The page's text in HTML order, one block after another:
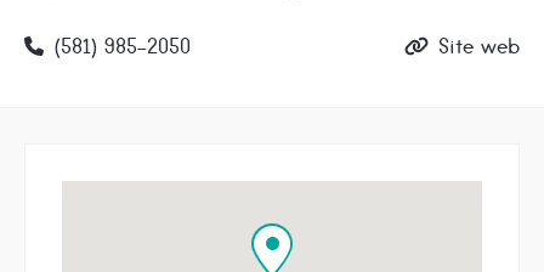
(581) 985-2050 Site web